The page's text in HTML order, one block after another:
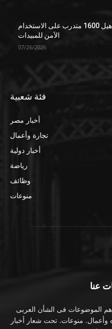
الزراعة: تأهيل 1600 متدرب على الاستخدام
الآمن للمبيدات
07/26/2026
فئة شعبية
أخبار مصر
تجارة وأعمال
أخبار دولية
رياضة
وظائف
منوعات
عنا
الموضوعات فى الشأن العربى
وأعمال. منوعات. تحت شعار أخبار